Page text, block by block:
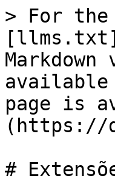
> For the
available
page is
(https://
#